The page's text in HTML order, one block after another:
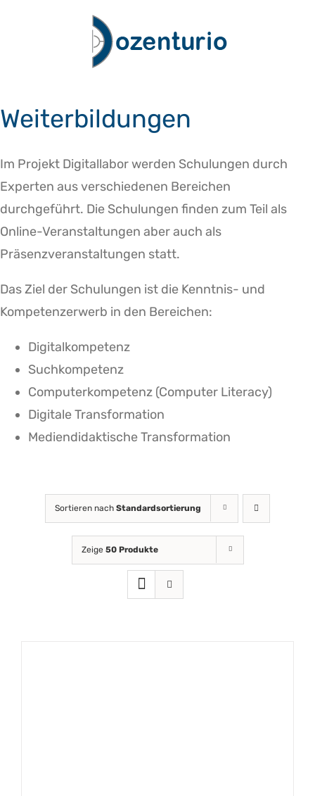
Weiterbildungen
Im Projekt Digitallabor werden Schulungen durch
Experten aus verschiedenen Bereichen
durchgeführt. Die Schulungen finden zum Teil als
Online-Veranstaltungen aber auch als
Präsenzveranstaltungen statt.
Das Ziel der Schulungen ist die Kenntnis- und
Kompetenzerwerb in den Bereichen:
Digitalkompetenz
Suchkompetenz
Computerkompetenz (Computer Literacy)
Digitale Transformation
Mediendidaktische Transformation
Sortieren nach Standardsortierung
Zeige 50 Produkte